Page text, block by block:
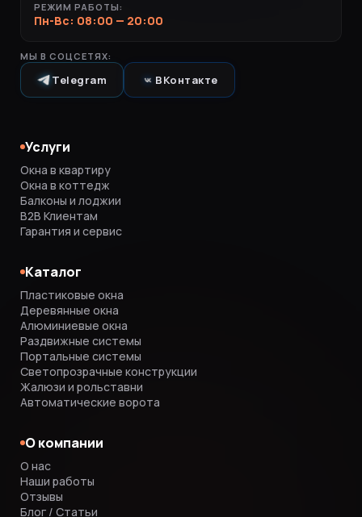
РЕЖИМ РАБОТЫ:
Пн-Вс: 08:00 — 20:00
МЫ В СОЦСЕТЯХ:
Telegram ВКонтакте
Услуги
Окна в квартиру
Окна в коттедж
Балконы и лоджии
B2B Клиентам
Гарантия и сервис
Каталог
Пластиковые окна
Деревянные окна
Алюминиевые окна
Раздвижные системы
Портальные системы
Светопрозрачные конструкции
Жалюзи и рольставни
Автоматические ворота
О компании
О нас
Наши работы
Отзывы
Блог / Статьи